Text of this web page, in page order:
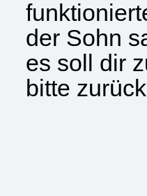
der Sohn
es soll dir
bitte